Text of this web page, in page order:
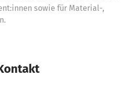
sowie für Material-,